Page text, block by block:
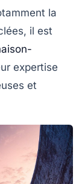
la
il est
expertise
et